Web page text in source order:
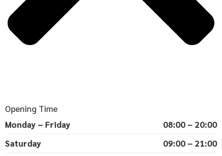
Opening Time
Monday – Friday
08:00 – 20:00
Saturday
09:00 – 21:00